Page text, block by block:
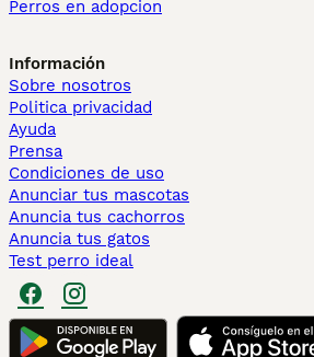
Perros en adopcion
Información
Sobre nosotros
Politica privacidad
Ayuda
Prensa
Condiciones de uso
Anunciar tus mascotas
Anuncia tus cachorros
Anuncia tus gatos
Test perro ideal